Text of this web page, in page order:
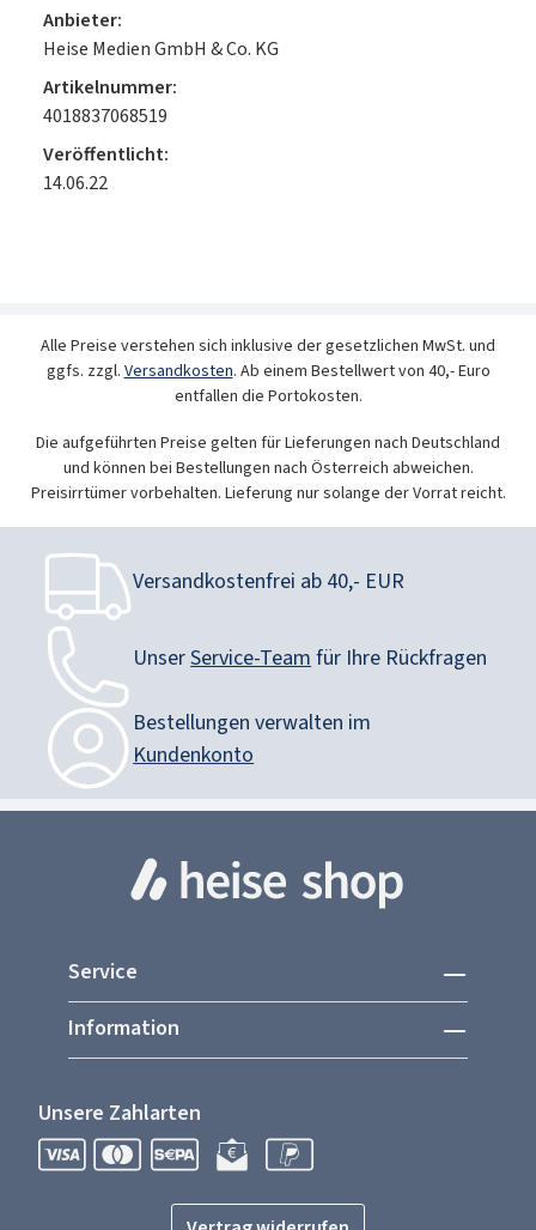
Anbieter:
Heise Medien GmbH & Co. KG
Artikelnummer:
4018837068519
Veröffentlicht:
14.06.22
Alle Preise verstehen sich inklusive der gesetzlichen MwSt. und
ggfs. zzgl.Versandkosten. Ab einem Bestellwert von 40,- Euro
entfallen die Portokosten.
Die aufgeführten Preise gelten für Lieferungen nach Deutschland
und können bei Bestellungen nach Österreich abweichen.
Preisirrtümer vorbehalten. Lieferung nur solange der Vorrat reicht.
Versandkostenfrei ab 40,- EUR
UnserService-Team für Ihre Rückfragen
Bestellungen verwalten im
Kundenkonto
Service
Information
Unsere Zahlarten